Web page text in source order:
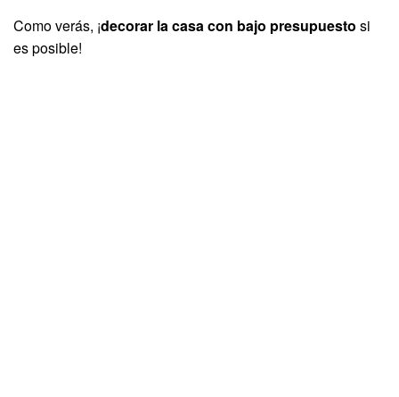
Como verás, ¡decorar la casa con bajo presupuesto si
es posible!